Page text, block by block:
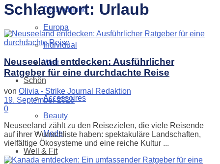
Deutschland
Europa
Individual
Welt
Schön
Accessoires
Beauty
Mode
Well & Fit
Schlagwort: Urlaub
Neuseeland entdecken: Ausführlicher
Ratgeber für eine durchdachte Reise
von Olivia - Strike Journal Redaktion
19. September 2025
0
Neuseeland zählt zu den Reisezielen, die viele Reisende
auf ihrer Wunschliste haben: spektakuläre Landschaften,
vielfältige Ökosysteme und eine reiche Kultur ...